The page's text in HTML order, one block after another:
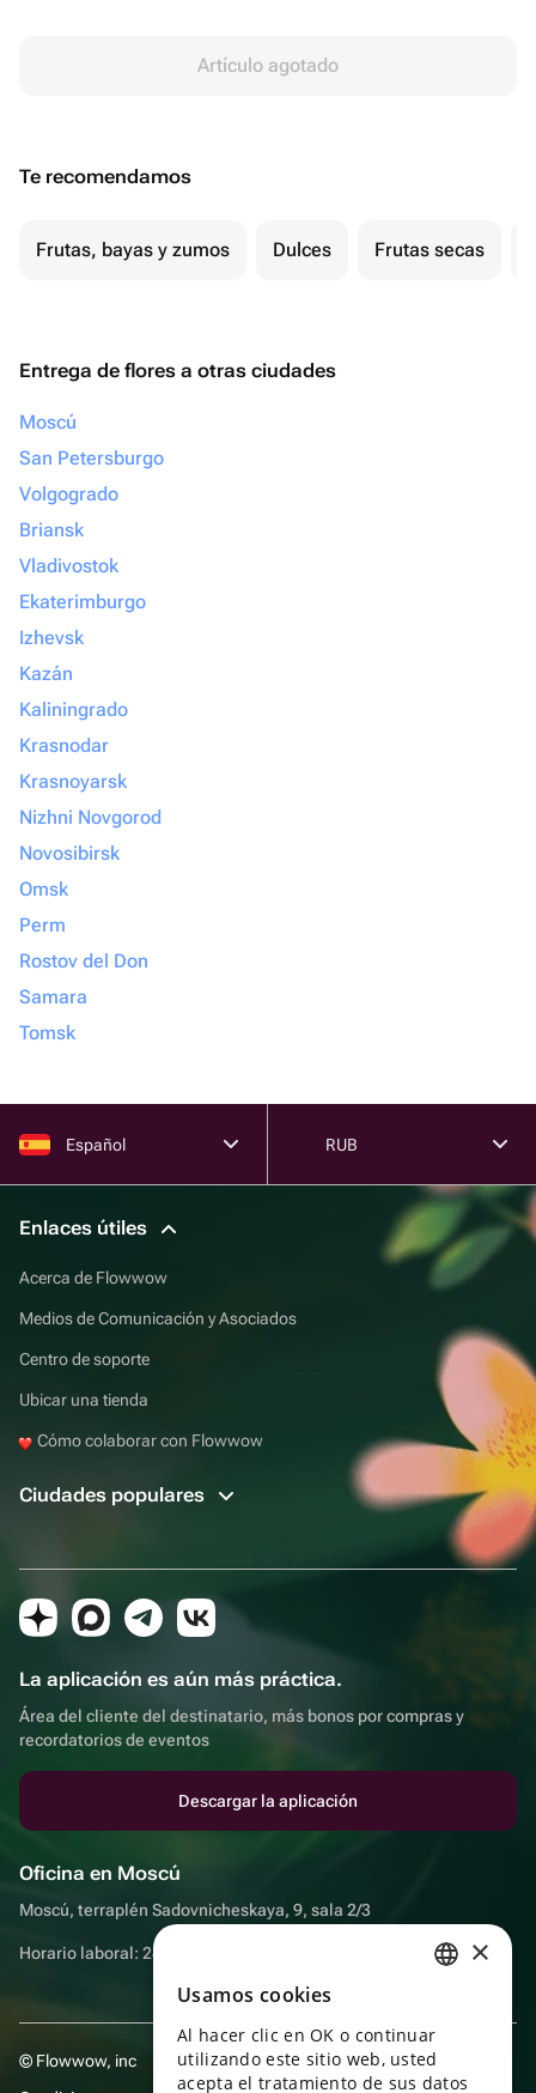
Artículo agotado
Te recomendamos
Frutas, bayas y zumos Dulces Frutas secas
Entrega de flores a otras ciudades
Moscú
San Petersburgo
Volgogrado
Briansk
Vladivostok
Ekaterimburgo
Izhevsk
Kazán
Kaliningrado
Krasnodar
Krasnoyarsk
Nizhni Novgorod
Novosibirsk
Omsk
Perm
Rostov del Don
Samara
Tomsk
Español RUB
Enlaces útiles
Acerca de Flowwow
Medios de Comunicación y Asociados
Centro de soporte
Ubicar una tienda
Cómo colaborar con Flowwow
Ciudades populares
La aplicación es aún más práctica.
Área del cliente del destinatario, más bonos por compras y
recordatorios de eventos
Descargar la aplicación
Oficina en Moscú
Moscú, terraplén Sadovnicheskaya, 9, sala 2/3
Horario laboral: 24 horas
© Flowwow, inc
ENGLISH
UKRAINIAN
×
Usamos cookies
Al hacer clic en OK o continuar
utilizando este sitio web, usted
acepta el tratamiento de sus datos